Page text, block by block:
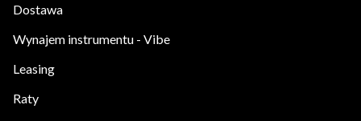
Dostawa
Wynajem instrumentu - Vibe
Leasing
Raty